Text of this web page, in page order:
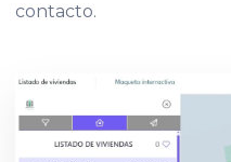
contacto.